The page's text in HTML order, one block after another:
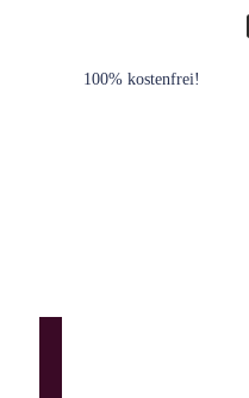
100% kostenfrei!